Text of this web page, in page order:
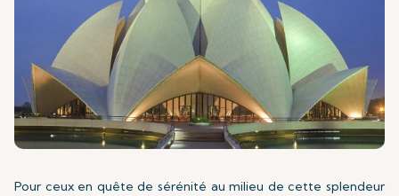
Pour ceux en quête de sérénité au milieu de cette splendeur